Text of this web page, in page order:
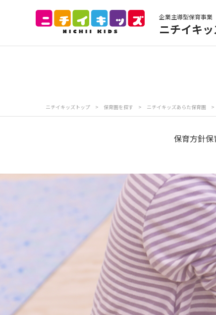
企業主導型保育事業
ニチイキ
写真販売サービス
プライバシー
ニチイキッズトップ > 保育園を探す > ニチイキッズあらた保育園 >
保育方針保